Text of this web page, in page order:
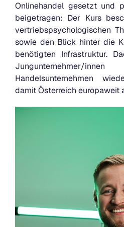
Onlinehandel gesetzt und
beigetragen: Der Kurs
vertriebspsychologischen
sowie den Blick hinter die
benötigten Infrastruktur.
Jungunternehmer/
Handelsunternehmen
damit Österreich europaweit